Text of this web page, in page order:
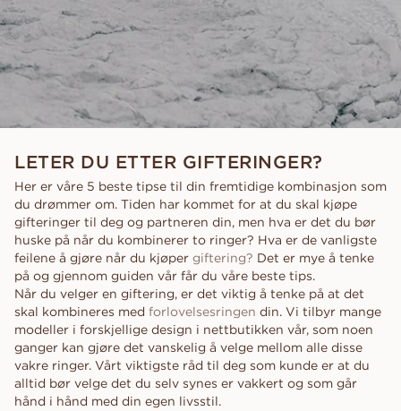
LETER DU ETTER GIFTERINGER?
Her er våre 5 beste tipse til din fremtidige kombinasjon som
du drømmer om. Tiden har kommet for at du skal kjøpe
gifteringer til deg og partneren din, men hva er det du bør
huske på når du kombinerer to ringer? Hva er de vanligste
feilene å gjøre når du kjøper giftering? Det er mye å tenke
på og gjennom guiden vår får du våre beste tips.
Når du velger en giftering, er det viktig å tenke på at det
skal kombineres med forlovelsesringen din. Vi tilbyr mange
modeller i forskjellige design i nettbutikken vår, som noen
ganger kan gjøre det vanskelig å velge mellom alle disse
vakre ringer. Vårt viktigste råd til deg som kunde er at du
alltid bør velge det du selv synes er vakkert og som går
hånd i hånd med din egen livsstil.